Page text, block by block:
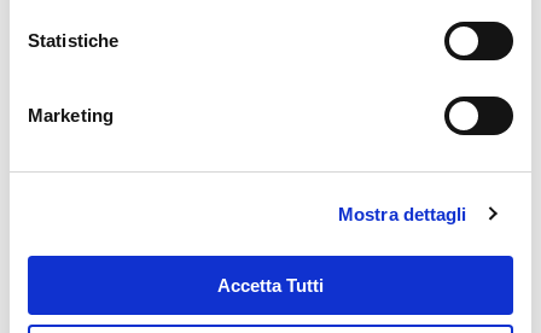
Statistiche
Marketing
Mostra dettagli
Accetta Tutti
delegazione M. Aparecida